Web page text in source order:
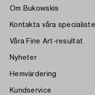
Om Bukowskis
Kontakta våra
Våra Fine Art-resultat
Nyheter
Hemvärdering
Kundservice